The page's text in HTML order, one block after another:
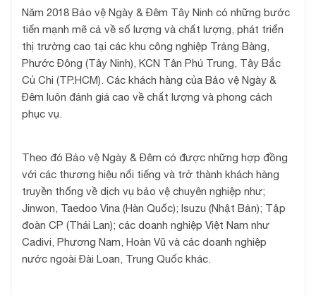
Năm 2018 Bảo vệ Ngày & Đêm Tây Ninh có những bước
tiến mạnh mẽ cả về số lượng và chất lượng, phát triển
thị trường cao tại các khu công nghiệp Trảng Bàng,
Phước Đông (Tây Ninh), KCN Tân Phú Trung, Tây Bắc
Củ Chi (TP.HCM). Các khách hàng của Bảo vệ Ngày &
Đêm luôn đánh giá cao về chất lượng và phong cách
phục vụ.
Theo đó Bảo vệ Ngày & Đêm có được những hợp đồng
với các thương hiệu nổi tiếng và trở thành khách hàng
truyền thống về dịch vụ bảo vệ chuyên nghiệp như;
Jinwon, Taedoo Vina (Hàn Quốc); Isuzu (Nhật Bản); Tập
đoàn CP (Thái Lan); các doanh nghiệp Việt Nam như
Cadivi, Phương Nam, Hoàn Vũ và các doanh nghiệp
nước ngoài Đài Loan, Trung Quốc khác.